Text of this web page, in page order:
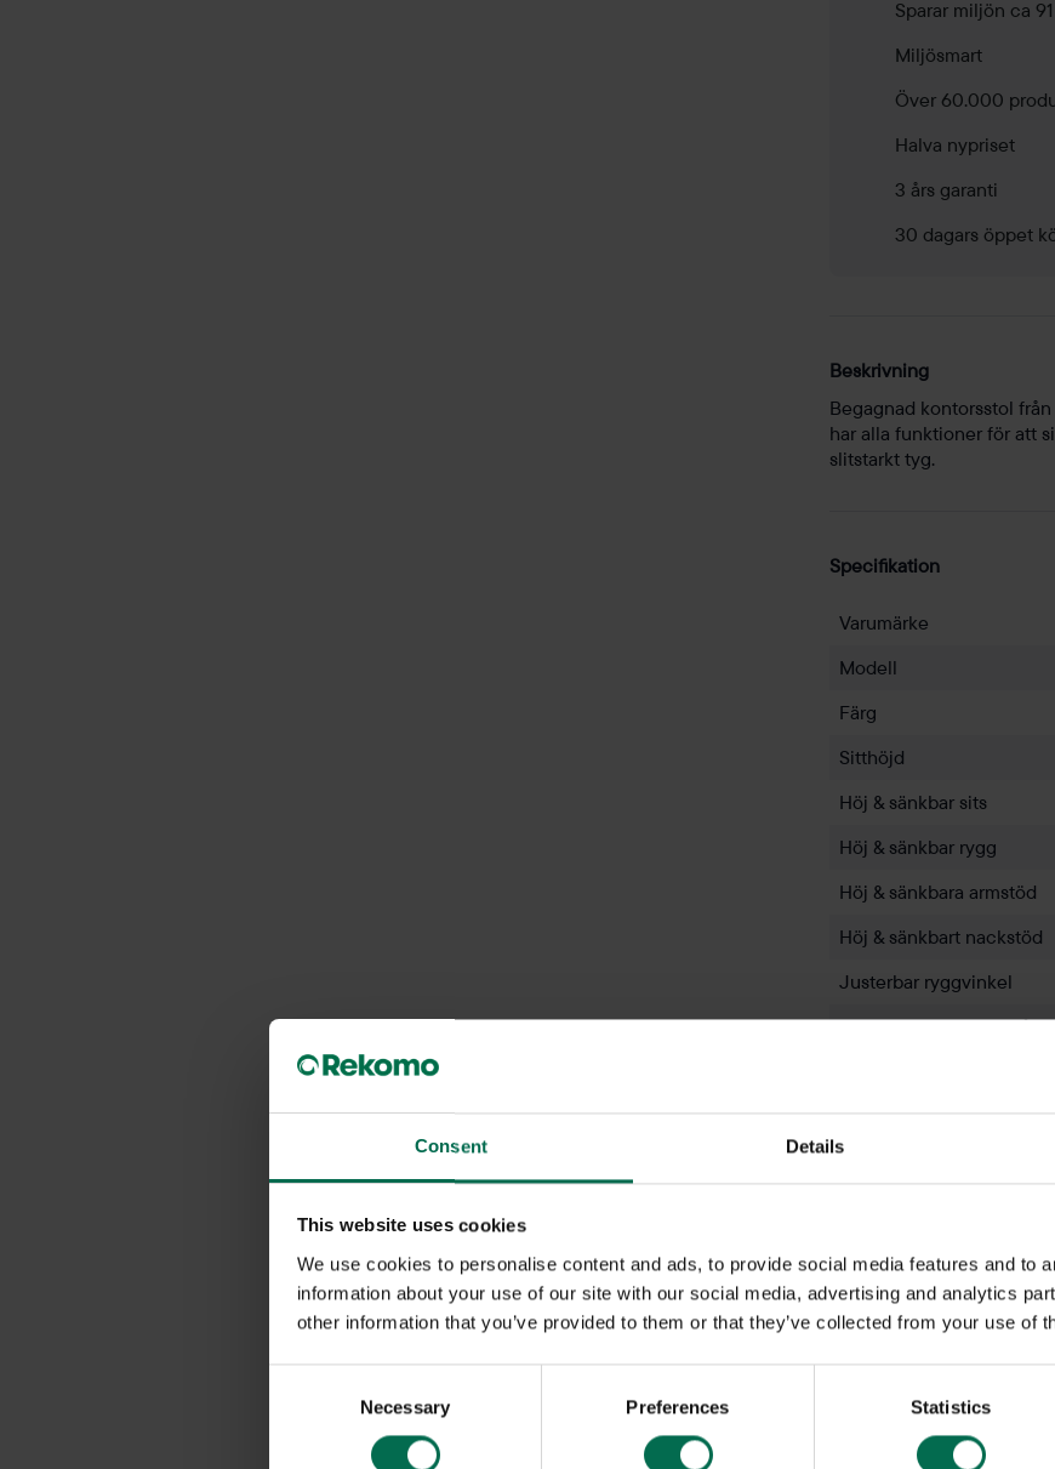
Consent Details
This website uses cookies
We use cookies to personalise content and ads, to provide social media features and to
information about your use of our site with our social media, advertising and analytics
other information that you’ve provided to them or that they’ve collected from your use of
Necessary Preferences Statistics
Sparar miljön ca
Miljösmart
Över 60.000
Halva nypriset
3 års garanti
30 dagars öppet
Beskrivning
Begagnad kontorsstol
har alla funktioner för att
slitstarkt tyg.
Specifikation
Varumärke
Modell
Färg
Sitthöjd
Höj & sänkbar sits
Höj & sänkbar rygg
Höj & sänkbara armstöd
Höj & sänkbart nackstöd
Justerbar ryggvinkel
Justerbart gungmotstånd
Justerbart sittdjup
Gunga
Om varumärket
RH ingår i Scandinavian
tillverkning av
Koncernen äger de
förverkliga koncernens